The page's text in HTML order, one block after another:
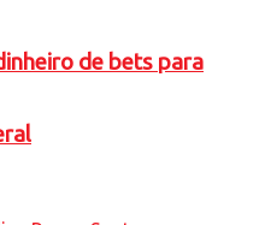
de bets para